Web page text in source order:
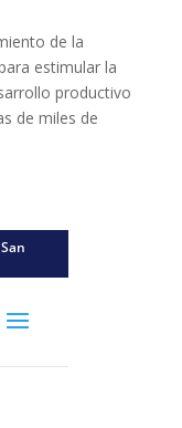
de la
estimular la
productivo
de miles de